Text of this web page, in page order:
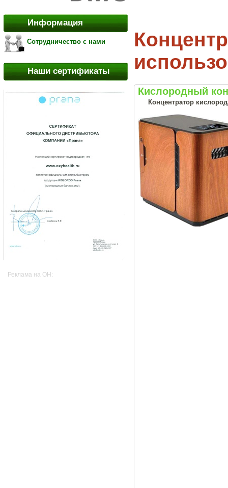
Информация
Сотрудничество с нами
Наши сертификаты
Реклама на OH:
Кислородный
Концентратор